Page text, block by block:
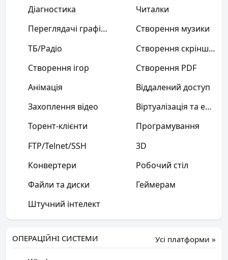
Діагностика
Читалки
Переглядачі графіки
Створення музики
ТБ/Радіо
Створення скріншотів
Створення ігор
Створення PDF
Анімація
Віддалений доступ
Захоплення відео
Віртуалізація та емуляція
Торент-клієнти
Програмування
FTP/Telnet/SSH
3D
Конвертери
Робочий стіл
Файли та диски
Геймерам
Штучний інтелект
Усі платформи »
ОПЕРАЦІЙНІ СИСТЕМИ